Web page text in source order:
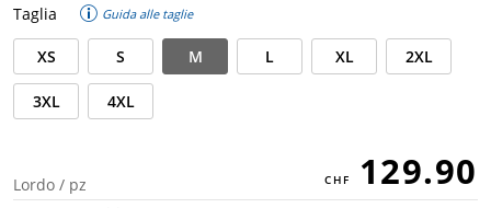
Taglia Guida alle taglie
XS S M L XL 2XL
3XL 4XL
Lordo / pz 129.90